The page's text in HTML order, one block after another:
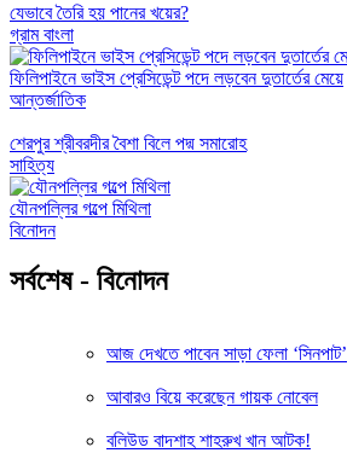
যেভাবে তৈরি হয় পানের খয়ের?
গ্রাম বাংলা
ফিলিপাইনে ভাইস প্রেসিডেন্ট পদে লড়বেন দুতার্তের মেয়ে
আন্তর্জাতিক
শেরপুর শ্রীবরদীর বৈশা বিলে পদ্ম সমারোহ
সাহিত্য
যৌনপল্লির গল্পে মিথিলা
বিনোদন
সর্বশেষ - বিনোদন
আজ দেখতে পাবেন সাড়া ফেলা ‘সিনপাট’
আবারও বিয়ে করেছেন গায়ক নোবেল
বলিউড বাদশাহ শাহরুখ খান আটক!